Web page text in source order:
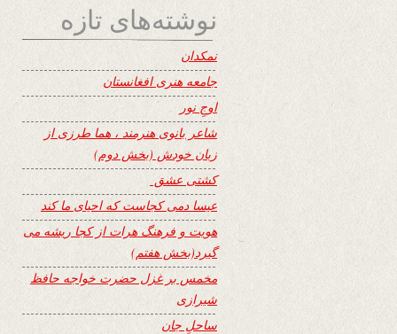
نوشته‌های تازه
نمکدان
جامعه هنری افغانستان
اوجِ نور
شاعر بانوی هنرمند ، هما طرزی از
زبان خودش (بخش دوم)
کشتی عشق
عیسا دمی کجاست که احیای ما کند
هویت و فرهنگ هرات از کجا ریشه می
گیرد(بخش هفتم)
مخمس بر غزل حضرت خواجه حافظ
شیرازی
ساحلِ جان